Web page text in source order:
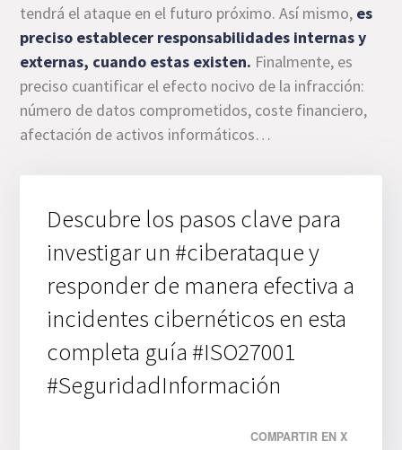
tendrá el ataque en el futuro próximo. Así mismo, es
preciso establecer responsabilidades internas y
externas, cuando estas existen. Finalmente, es
preciso cuantificar el efecto nocivo de la infracción:
número de datos comprometidos, coste financiero,
afectación de activos informáticos…
Descubre los pasos clave para
investigar un #ciberataque y
responder de manera efectiva a
incidentes cibernéticos en esta
completa guía #ISO27001
#SeguridadInformación
COMPARTIR EN X